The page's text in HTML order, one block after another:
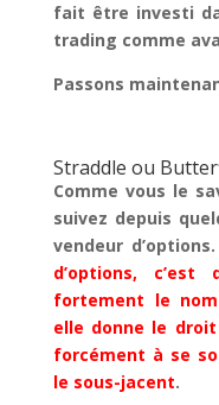
fait être investi
trading comme
Passons
Straddle ou
Comme vous le
suivez depuis
vendeur d’options.
d’options, c’est
fortement le
elle donne le droit
forcément à se
le sous-jacent.